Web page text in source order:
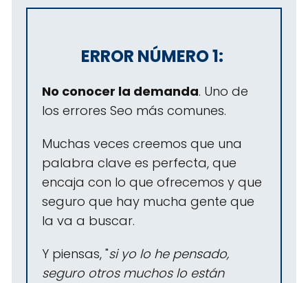
ERROR NÚMERO 1:
No conocer la demanda. Uno de
los errores Seo más comunes.
Muchas veces creemos que una
palabra clave es perfecta, que
encaja con lo que ofrecemos y que
seguro que hay mucha gente que
la va a buscar.
Y piensas, "si yo lo he pensado,
seguro otros muchos lo están